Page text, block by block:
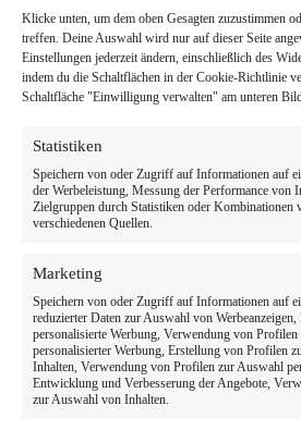
Klicke unten, um dem oben Gesagten zuzustimmen
treffen. Deine Auswahl wird nur auf dieser Seite
Einstellungen jederzeit ändern, einschließlich des
indem du die Schaltflächen in der Cookie-Richtlinie
Schaltfläche "Einwilligung verwalten" am unteren
Statistiken
Speichern von oder Zugriff auf Informationen auf
der Werbeleistung, Messung der Performance von
Zielgruppen durch Statistiken oder Kombinationen
verschiedenen Quellen.
Marketing
Speichern von oder Zugriff auf Informationen auf
reduzierter Daten zur Auswahl von
personalisierte Werbung, Verwendung von
personalisierter Werbung, Erstellung von Profilen
Inhalten, Verwendung von Profilen zur Auswahl
Entwicklung und Verbesserung der Angebote,
zur Auswahl von Inhalten.